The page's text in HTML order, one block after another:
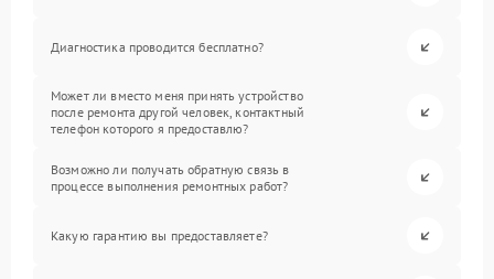
Диагностика проводится бесплатно?
Может ли вместо меня принять устройство
после ремонта другой человек, контактный
телефон которого я предоставлю?
Возможно ли получать обратную связь в
процессе выполнения ремонтных работ?
Какую гарантию вы предоставляете?